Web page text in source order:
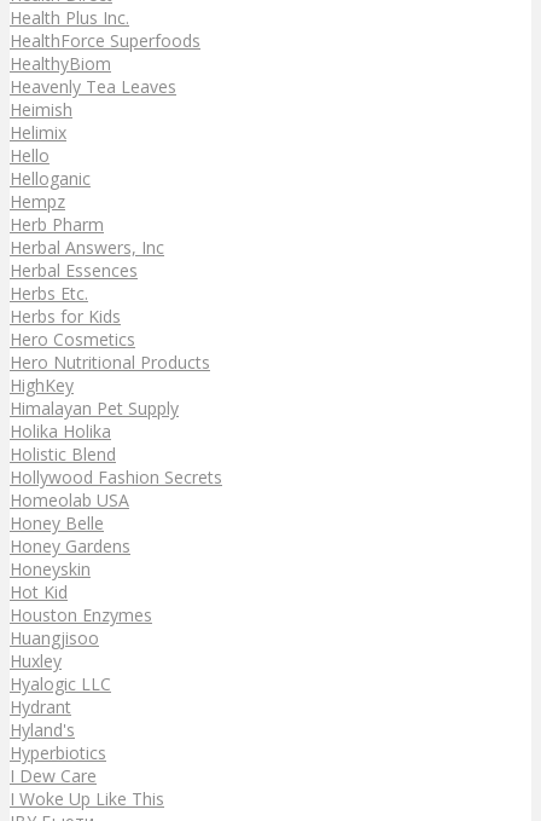
Health Plus Inc.
HealthForce Superfoods
HealthyBiom
Heavenly Tea Leaves
Heimish
Helimix
Hello
Helloganic
Hempz
Herb Pharm
Herbal Answers, Inc
Herbal Essences
Herbs Etc.
Herbs for Kids
Hero Cosmetics
Hero Nutritional Products
HighKey
Himalayan Pet Supply
Holika Holika
Holistic Blend
Hollywood Fashion Secrets
Homeolab USA
Honey Belle
Honey Gardens
Honeyskin
Hot Kid
Houston Enzymes
Huangjisoo
Huxley
Hyalogic LLC
Hydrant
Hyland's
Hyperbiotics
I Dew Care
I Woke Up Like This